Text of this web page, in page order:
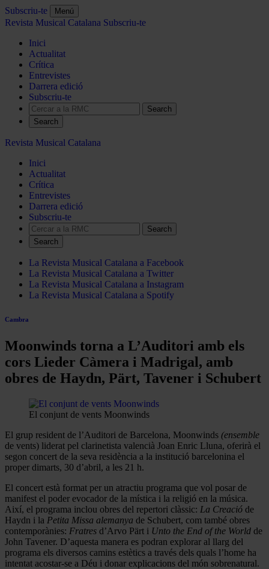
Subscriu-te Menú
Revista Musical Catalana Subscriu-te
Inici
Actualitat
Crítica
Entrevistes
Darrera edició
Subscriu-te
Search
Revista Musical Catalana
Inici
Actualitat
Crítica
Entrevistes
Darrera edició
Subscriu-te
Search
La Revista Musical Catalana a Facebook
La Revista Musical Catalana a Twitter
La Revista Musical Catalana a Instagram
La Revista Musical Catalana a Spotify
Cambra
Moonwinds torna a L’Auditori amb els
cors Lieder Càmera i Madrigal, amb
obres de Haydn, Pärt, Tavener i Schubert
El conjunt de vents Moonwinds
El grup resident de l’Auditori de Barcelona, Moonwinds (ensemble
de vents) liderat pel clarinetista valencià Joan Enric Lluna, oferirà el
segon concert de la seva residència a la institució barcelonina el
proper dimarts, 30 d’abril, a les 21 h.
El concert està format per un atractiu programa que vol posar de
manifest el poder evocador de la mística i la religió en la música.
Així, el programa inclou obres del repertori clàssic: La Creació de
Haydn i la Petita Missa alemanya de Schubert, com també obres
contemporànies: Fratres d’Arvo Pärt i Unto the End of the World de
John Tavener. D’aquesta manera es podran explorar al llarg del
programa els diversos camins estètics a través dels quals l’home ha
intentat acostar-se a Déu i donar explicacions del món sobrenatural.